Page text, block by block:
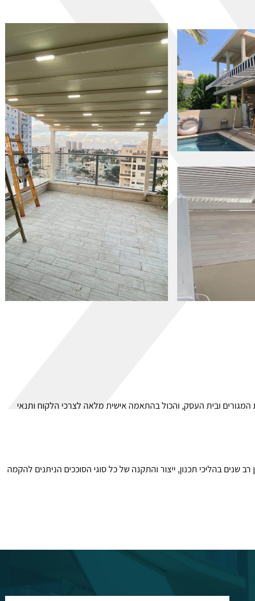
ובית העסק, והכול בהתאמה אישית מלאה לצרכי הלקוח ותנאי
שנים בהליכי תכנון, ייצור והתקנה של כל סוגי הסוככים הניתנים להקמה